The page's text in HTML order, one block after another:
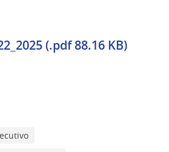
(.pdf 88.16 KB)